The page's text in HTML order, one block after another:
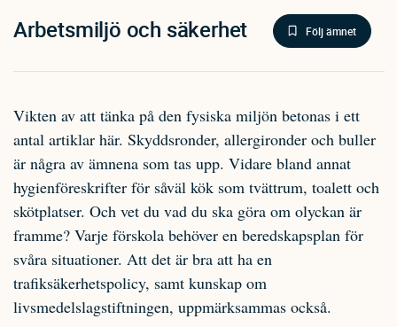
Arbetsmiljö och säkerhet Följ ämnet
Vikten av att tänka på den fysiska miljön betonas i ett
antal artiklar här. Skyddsronder, allergironder och buller
är några av ämnena som tas upp. Vidare bland annat
hygienföreskrifter för såväl kök som tvättrum, toalett och
skötplatser. Och vet du vad du ska göra om olyckan är
framme? Varje förskola behöver en beredskapsplan för
svåra situationer. Att det är bra att ha en
trafiksäkerhetspolicy, samt kunskap om
livsmedelslagstiftningen, uppmärksammas också.